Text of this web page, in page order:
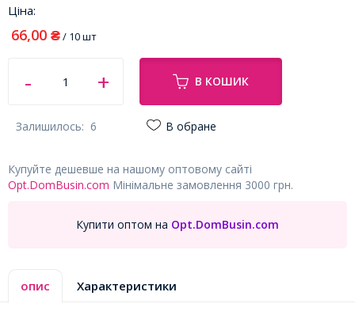
Ціна:
66,00 ₴/ 10 шт
В КОШИК
Залишилось: 6 В обране
Купуйте дешевше на нашому оптовому сайті
Opt.DomBusin.com Мінімальне замовлення 3000 грн.
Купити оптом на Opt.DomBusin.com
опис Характеристики